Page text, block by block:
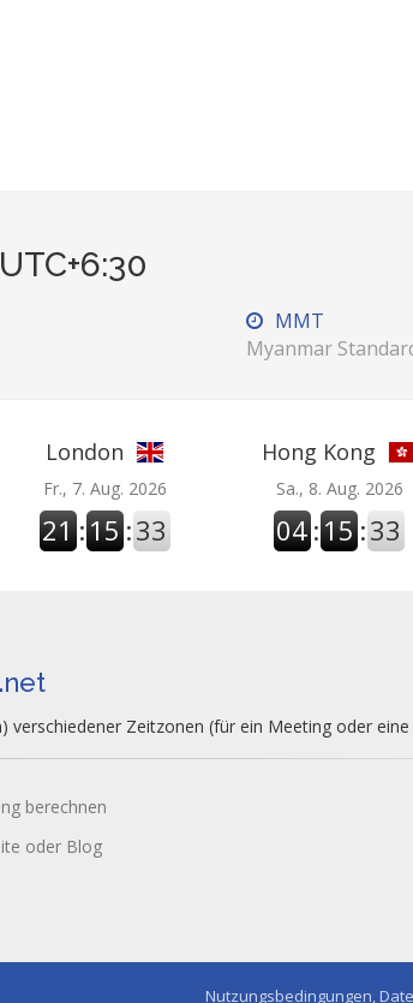
MMT
Myanmar
London
Fr., 7. Aug. 2026
21 :15 :34
Hong Kong
Sa., 8. Aug. 2026
04 :15 :34
verschiedener Zeitzonen (für ein Meeting oder
berechnen
oder Blog
Nutzungsbedingungen,